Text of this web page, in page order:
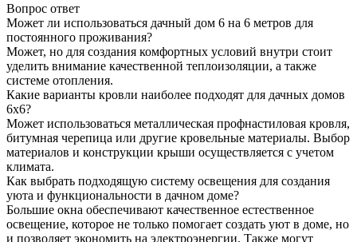
Вопрос ответ
Может ли использоваться дачный дом 6 на 6 метров для
постоянного проживания?
Может, но для создания комфортных условий внутри стоит
уделить внимание качественной теплоизоляции, а также
системе отопления.
Какие варианты кровли наиболее подходят для дачных домов
6х6?
Может использоваться металлическая профнастиловая кровля,
битумная черепица или другие кровельные материалы. Выбор
материалов и конструкции крыши осуществляется с учетом
климата.
Как выбрать подходящую систему освещения для создания
уюта и функциональности в дачном доме?
Большие окна обеспечивают качественное естественное
освещение, которое не только помогает создать уют в доме, но
и позволяет экономить на электроэнергии. Также могут